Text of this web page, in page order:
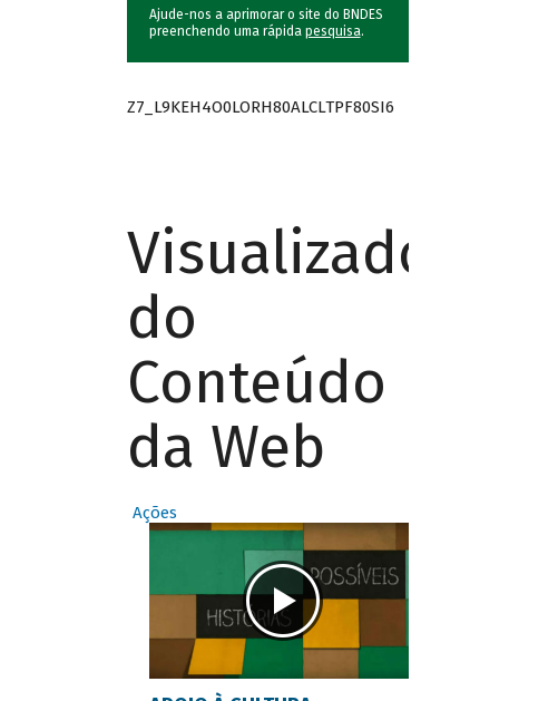
Ajude-nos a aprimorar o site do BNDES
preenchendo uma rápida pesquisa.
Z7_L9KEH4O0LORH80ALCLTPF80SI6
Visualizador
do
Conteúdo
da Web
Ações